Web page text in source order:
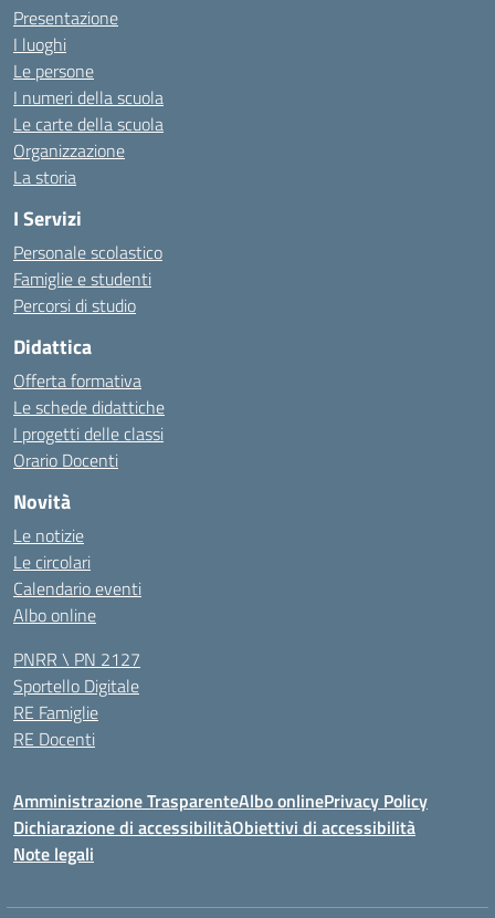
Presentazione
I luoghi
Le persone
I numeri della scuola
Le carte della scuola
Organizzazione
La storia
I Servizi
Personale scolastico
Famiglie e studenti
Percorsi di studio
Didattica
Offerta formativa
Le schede didattiche
I progetti delle classi
Orario Docenti
Novità
Le notizie
Le circolari
Calendario eventi
Albo online
PNRR \ PN 2127
Sportello Digitale
RE Famiglie
RE Docenti
Amministrazione TrasparenteAlbo onlinePrivacy Policy
Dichiarazione di accessibilitàObiettivi di accessibilità
Note legali